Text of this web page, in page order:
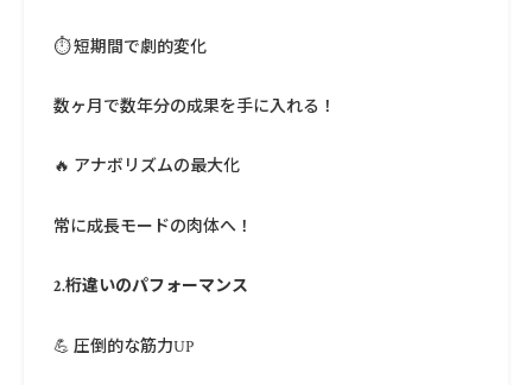
⏱️ 短期間で劇的変化
数ヶ月で数年分の成果を手に入れる！
🔥 アナボリズムの最大化
常に成長モードの肉体へ！
2.桁違いのパフォーマンス
💪 圧倒的な筋力UP